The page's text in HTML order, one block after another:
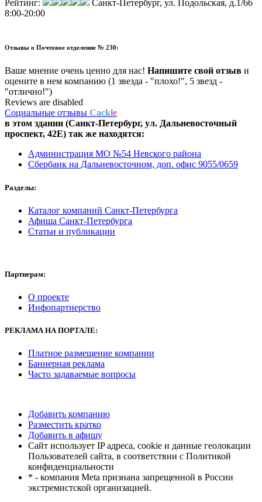
Рейтинг:
Санкт-Петербург, ул. Подольская, д.1/66
8:00-20:00
Отзывы о Почтовое отделение № 230:
Ваше мнение очень ценно для нас! Напишите свой отзыв и
оцените в нем компанию (1 звезда - "плохо!", 5 звезд -
"отлично!")
Reviews are disabled
Социальные отзывы Cackle
в этом здании (Санкт-Петербург, ул. Дальневосточный
проспект, 42Е) так же находятся:
Администрация МО №54 Невского района
Сбербанк на Дальневосточном, доп. офис 9055/0659
Разделы:
Каталог компаний Санкт-Петербурга
Афиша Санкт-Петербурга
Статьи и публикации
Партнерам:
О проекте
Инфопартнерство
РЕКЛАМАНА ПОРТАЛЕ:
Платное размещение компании
Баннерная реклама
Часто задаваемые вопросы
Добавить компанию
Разместить кратко
Добавить в афишу
Сайт использует IP адреса, cookie и данные геолокации
Пользователей сайта, в соответствии с Политикой
конфиденциальности
* - компания Meta признана запрещенной в России
экстремистской организацией.